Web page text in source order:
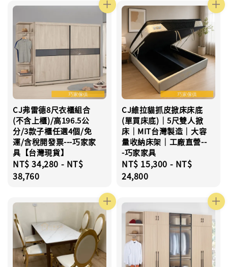
CJ弗雷德8尺衣櫃組合
(不含上櫃)/高196.5公
分/3款子櫃任選4個/免
運/含稅開發票---巧家家
具【台灣現貨】
Regular
price
NT$ 34,280 - NT$
38,760
CJ維拉貓抓皮掀床床底
(單買床底)｜5尺雙人掀
床｜MIT台灣製造｜大容
量收納床架｜工廠直營--
-巧家家具
Regular
price
NT$ 15,300 - NT$
24,800